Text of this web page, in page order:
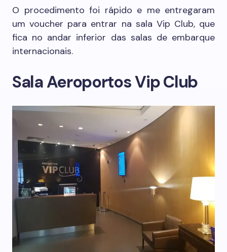
O procedimento foi rápido e me entregaram
um voucher para entrar na sala Vip Club, que
fica no andar inferior das salas de embarque
internacionais.
Sala Aeroportos Vip Club